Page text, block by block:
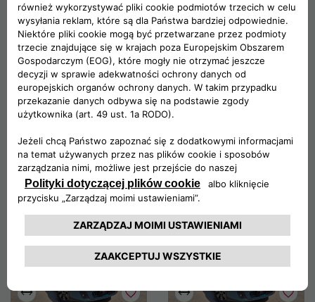
WOJ. POMORSKIE, GDANSK
13
103 800 ZŁ
600
LA PRIMA
1.2 HYBRID 81KW (110KM)
AUTOMATYCZNA
WOJ. POMORSKIE, GDANSK
92 500 ZŁ
GRANDE PANDA
LA PRIMA
1.2 HYBRID 81KW (110KM)
AUTOMATYCZNA
12